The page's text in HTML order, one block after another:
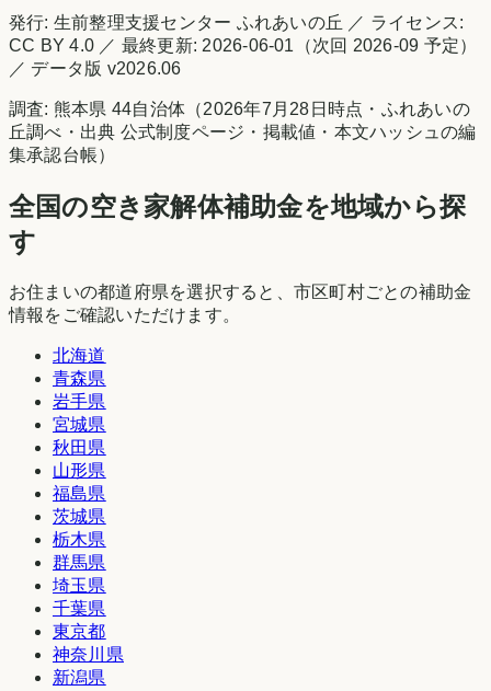
発行: 生前整理支援センター ふれあいの丘 ／ ライセンス:
CC BY 4.0 ／ 最終更新: 2026-06-01 （次回 2026-09 予定）
／ データ版 v2026.06
調査: 熊本県 44自治体（2026年7月28日時点 ・ ふれあいの
丘調べ ・出典 公式制度ページ・掲載値・本文ハッシュの編
集承認台帳）
全国の空き家解体補助金を地域から探
す
お住まいの都道府県を選択すると、市区町村ごとの補助金
情報をご確認いただけます。
北海道
青森県
岩手県
宮城県
秋田県
山形県
福島県
茨城県
栃木県
群馬県
埼玉県
千葉県
東京都
神奈川県
新潟県